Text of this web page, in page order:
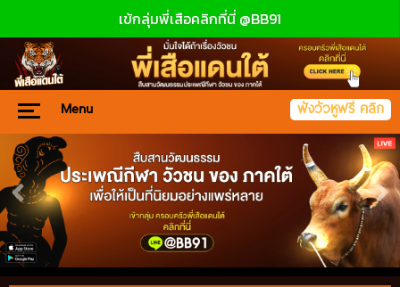
เข้กลุ่มพี่เสือคลิกที่นี่ @BB91
Menu ฟังวัวหูฟรี คลิก